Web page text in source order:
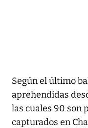
Según el último
aprehendidas
las cuales 90 son
capturados en